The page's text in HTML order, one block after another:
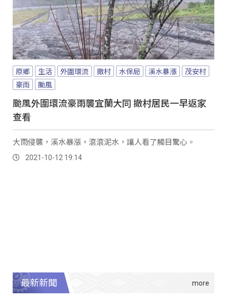
原鄉 生活 外圍環流 撤村 水保局 溪水暴漲
茂安村
豪雨
颱風
颱風外圍環流豪雨襲宜蘭大同 撤村居民一早返家
查看
大雨侵襲，溪水暴漲，滾滾泥水，讓人看了觸目驚心。
2021-10-12 19:14
最新新聞